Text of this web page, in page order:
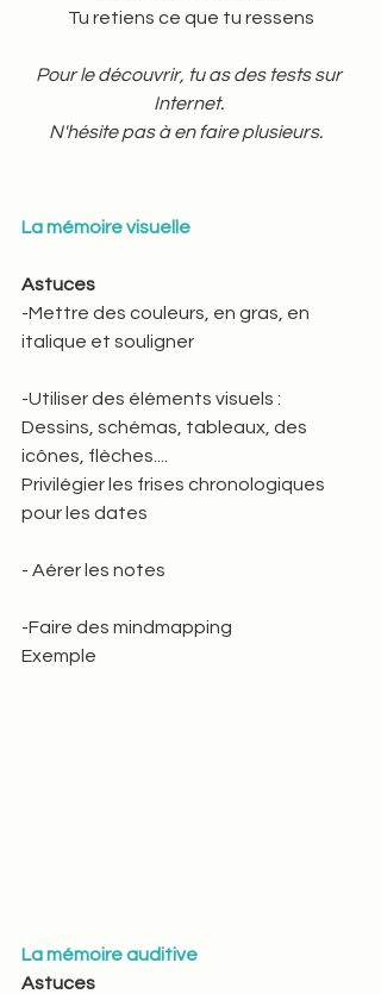
Tu retiens ce que tu ressens
Pour le découvrir, tu as des tests sur
Internet.
N'hésite pas à en faire plusieurs.
La mémoire visuelle
Astuces
-Mettre des couleurs, en gras, en
italique et souligner
-Utiliser des éléments visuels :
Dessins, schémas, tableaux, des
icônes, flèches....
Privilégier les frises chronologiques
pour les dates
- Aérer les notes
-Faire des mindmapping
Exemple
La mémoire auditive
Astuces